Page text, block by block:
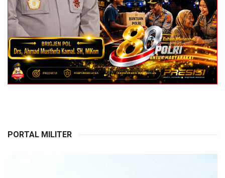
PORTAL MILITER